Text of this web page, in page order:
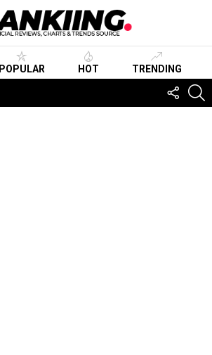
POPULAR HOT TRENDING
US